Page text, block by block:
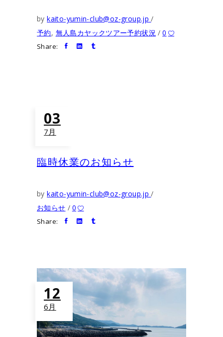
bykaito-yumin-club@oz-group.jp
予約, 無人島カヤックツアー予約状況 0
Share:
03
7月
臨時休業のお知らせ
bykaito-yumin-club@oz-group.jp
お知らせ
0
Share:
12
6月